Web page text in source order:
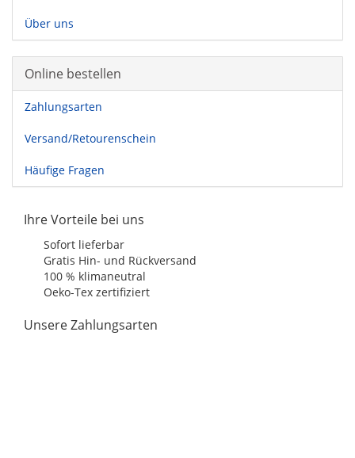
Über uns
Online bestellen
Zahlungsarten
Versand/Retourenschein
Häufige Fragen
Ihre Vorteile bei uns
Sofort lieferbar
Gratis Hin- und Rückversand
100 % klimaneutral
Oeko-Tex zertifiziert
Unsere Zahlungsarten